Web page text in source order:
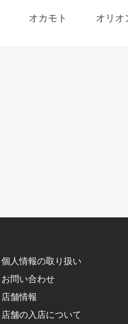
オカモト オリオ
個人情報の取り扱い
お問い合わせ
店舗情報
店舗の入店について